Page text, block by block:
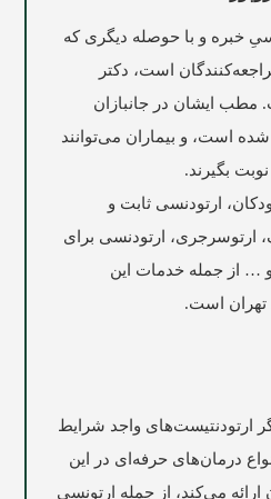
خبره و با حوصله دیگری که
است، دکتر
ایشان در جانبازان
است، و بیماران می‌توانند
بگیرند.
ارتودنسی ثابت و
ارتوسرجری، ارتودنسی برای
… از جمله خدمات این
است.
ارتودنتیست‌های واجد شرایط
درمان‌های حرفه‌ای در این
ارائه می‌کند، از جمله ارتونسی